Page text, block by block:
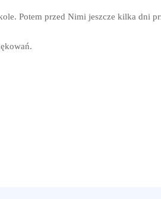
Potem przed Nimi jeszcze kilka dni